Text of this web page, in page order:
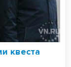
квеста